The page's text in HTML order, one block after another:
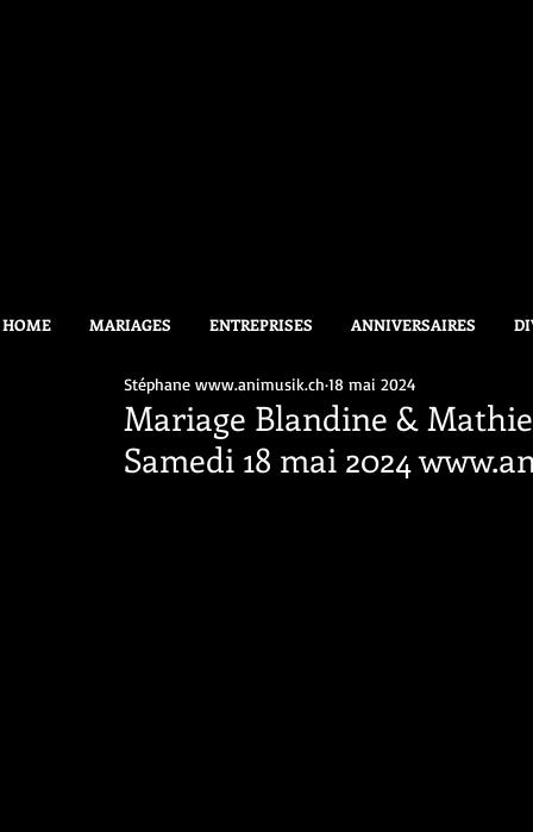
HOME MARIAGES ENTREPRISES ANNIVERSAIRES
Mariage Blandine &
Samedi 18 mai 2024
Stéphane www.animusik.ch 18 mai 2024